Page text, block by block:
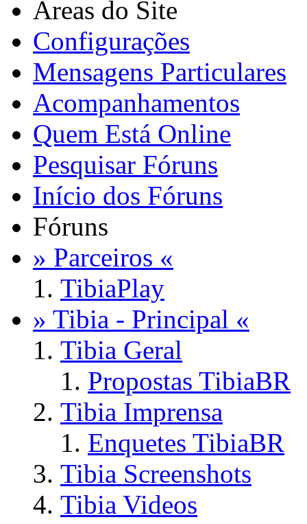
Áreas do Site
Configurações
Mensagens Particulares
Acompanhamentos
Quem Está Online
Pesquisar Fóruns
Início dos Fóruns
Fóruns
» Parceiros «
TibiaPlay
» Tibia - Principal «
Tibia Geral
Propostas TibiaBR
Tibia Imprensa
Enquetes TibiaBR
Tibia Screenshots
Tibia Videos